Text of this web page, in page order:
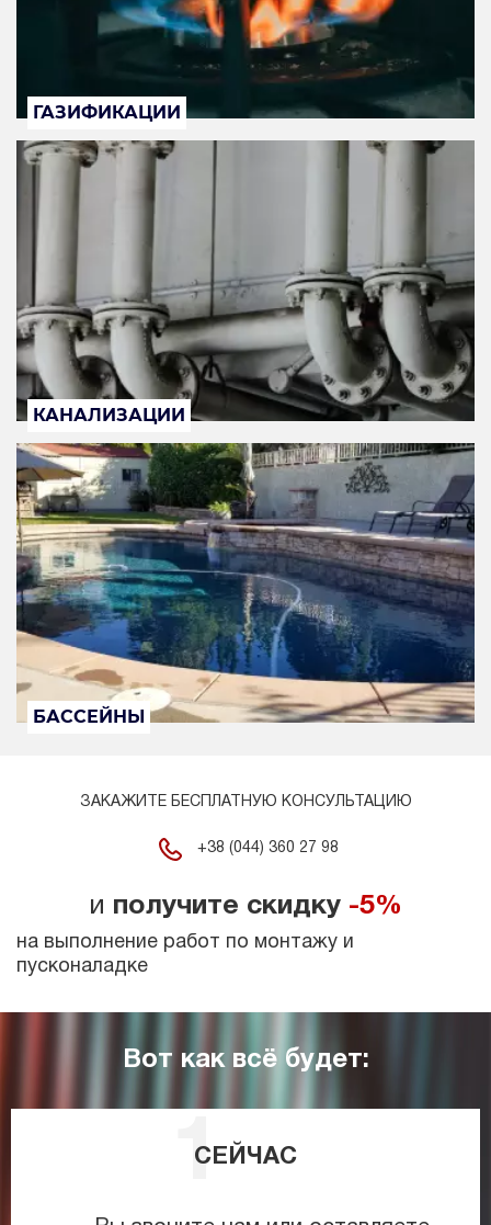
ГАЗИФИКАЦИИ
КАНАЛИЗАЦИИ
БАССЕЙНЫ
ЗАКАЖИТЕ БЕСПЛАТНУЮ КОНСУЛЬТАЦИЮ
+38 (044) 360 27 98
и получите скидку -5%
на выполнение работ по монтажу и
пусконаладке
Вот как всё будет:
СЕЙЧАС